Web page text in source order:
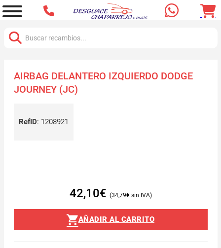
AIRBAG DELANTERO IZQUIERDO DODGE
JOURNEY (JC)
RefID: 1208921
42,10€ 34,79€
AÑADIR AL CARRITO